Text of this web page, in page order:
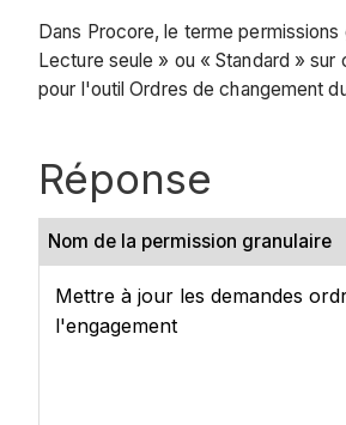
Dans Procore, le terme
Lecture seule » ou « Standard »
pour l'outil Ordres de changement
Réponse
Nom de la permission granulaire
Mettre à jour les demandes
l'engagement